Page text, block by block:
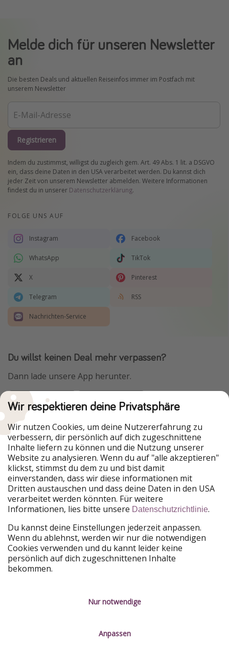
Melde dich für unseren Newsletter
an
Die besten Deals und aktuellen Reiseinfos immer im Postfach mit
unserem Newsletter
Registrieren
Indem du zustimmst, willigst du zugleich gem. Art. 49 Abs. 1 lit. a DSGVO
ein, dass deine Daten in den USA verarbeitet werden. Du kannst dich
jeder Zeit von unserem Newsletter abmelden. Weitere Informationen
findest du in unserer Datenschutzerklärung.
FOLGE UNS AUF
Instagram Facebook
WhatsApp TikTok
X Pinterest
Telegram RSS
Nachrichten-Service
Du willst keinen Deal mehr verpassen?
Dann lade unsere App herunter.
Urlaubspiraten ist Teil der HolidayPirates Group
Unsere Märkte
PiratinViaggio
HolidayPirates
VakantiePiraten
WakacyjniPiraci
VoyagesPirates
Ferienpiraten
Urlaubspiraten
ViajerosPiratas
TravelPirates
HolidayPirates Group
Lerne uns kennen
Über uns
Rechtliches
Kontakt
Wir respektieren deine Privatsphäre
Wir nutzen Cookies, um deine Nutzererfahrung zu
verbessern, dir persönlich auf dich zugeschnittene
Inhalte liefern zu können und die Nutzung unserer
Website zu analysieren. Wenn du auf "alle akzeptieren"
klickst, stimmst du dem zu und bist damit
einverstanden, dass wir diese informationen mit
Dritten austauschen und dass deine Daten in den USA
verarbeitet werden könnten. Für weitere
Informationen, lies bitte unsere Datenschutzrichtlinie.
Du kannst deine Einstellungen jederzeit anpassen.
Wenn du ablehnst, werden wir nur die notwendigen
Cookies verwenden und du kannt leider keine
persönlich auf dich zugeschnittenen Inhalte
bekommen.
Nur notwendige
Anpassen